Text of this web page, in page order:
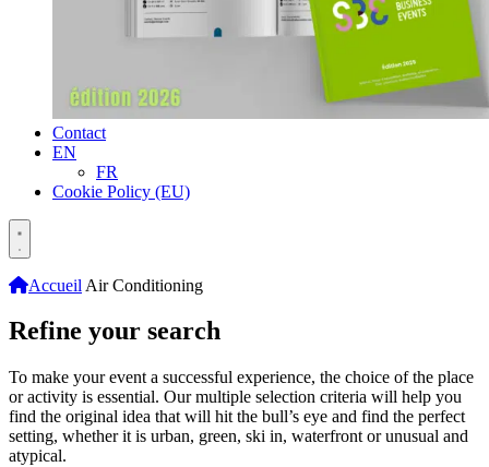
Contact
EN
FR
Cookie Policy (EU)
Accueil Air Conditioning
Refine your search
To make your event a successful experience, the choice of the place
or activity is essential. Our multiple selection criteria will help you
find the original idea that will hit the bull’s eye and find the perfect
setting, whether it is urban, green, ski in, waterfront or unusual and
atypical.